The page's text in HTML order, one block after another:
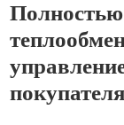
покупателя